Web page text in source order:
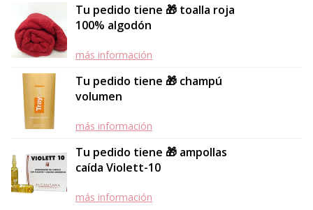
Tu pedido tiene 🎁 toalla roja
100% algodón
más información
Tu pedido tiene 🎁 champú
volumen
más información
Tu pedido tiene 🎁 ampollas
caída Violett-10
más información